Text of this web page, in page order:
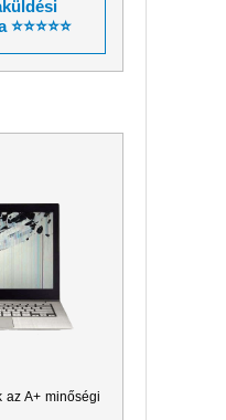
A+ minőségi